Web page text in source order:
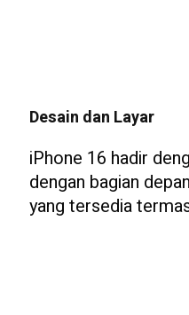
Desain dan Layar
iPhone 16 hadir
dengan bagian
yang tersedia